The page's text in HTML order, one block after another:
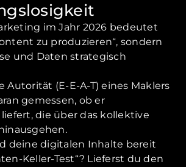
im Jahr 2026 bedeutet
zu produzieren“, sondern
und Daten strategisch
Autorität (E-E-A-T) eines Maklers
gemessen, ob er
die über das kollektive
deine digitalen Inhalte bereit
Keller-Test“? Lieferst du den